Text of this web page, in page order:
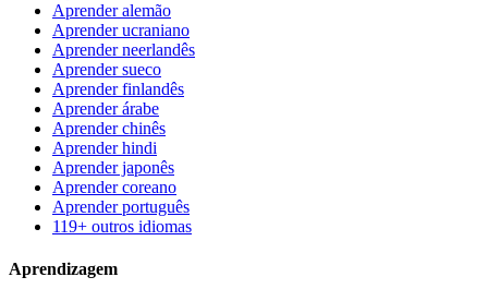
Aprender alemão
Aprender ucraniano
Aprender neerlandês
Aprender sueco
Aprender finlandês
Aprender árabe
Aprender chinês
Aprender hindi
Aprender japonês
Aprender coreano
Aprender português
119+ outros idiomas
Aprendizagem